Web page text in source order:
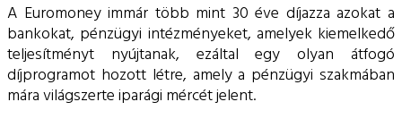
A Euromoney immár több mint 30 éve díjazza azokat a
bankokat, pénzügyi intézményeket, amelyek kiemelkedő
teljesítményt nyújtanak, ezáltal egy olyan átfogó
díjprogramot hozott létre, amely a pénzügyi szakmában
mára világszerte iparági mércét jelent.